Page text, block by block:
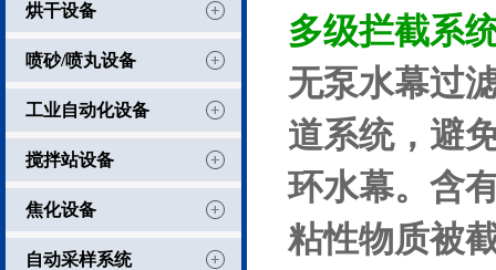
烘干设备
喷砂/喷丸设备
工业自动化设备
搅拌站设备
焦化设备
自动采样系统
多级拦截系
无泵水幕过
道系统，避
环水幕。含
粘性物质被